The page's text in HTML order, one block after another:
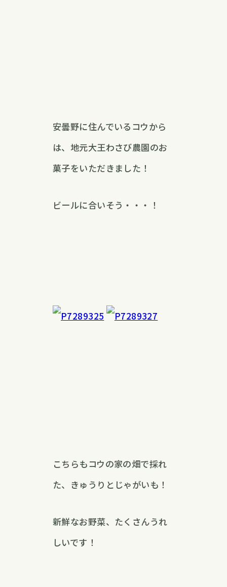
安曇野に住んでいるコウから
は、地元大王わさび農園のお
菓子をいただきました！
ビールに合いそう・・・！
こちらもコウの家の畑で採れ
た、きゅうりとじゃがいも！
新鮮なお野菜、たくさんうれ
しいです！